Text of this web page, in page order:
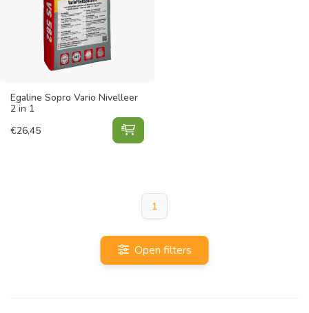
Egaline Sopro Vario Nivelleer
2 in 1
€26,45 Egaline Sopro Vario Nivelleer 2 in
1
Open filters